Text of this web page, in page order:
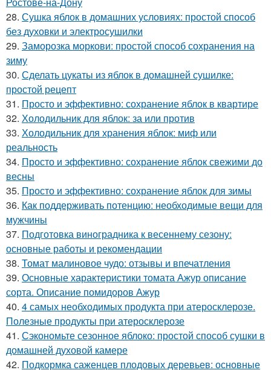
28. Сушка яблок в домашних условиях: простой способ
без духовки и электросушилки
29. Заморозка моркови: простой способ сохранения на
зиму
30. Сделать цукаты из яблок в домашней сушилке:
простой рецепт
31. Просто и эффективно: сохранение яблок в квартире
32. Холодильник для яблок: за или против
33. Холодильник для хранения яблок: миф или
реальность
34. Просто и эффективно: сохранение яблок свежими до
весны
35. Просто и эффективно: сохранение яблок для зимы
36. Как поддерживать потенцию: необходимые вещи для
мужчины
37. Подготовка виноградника к весеннему сезону:
основные работы и рекомендации
38. Томат малиновое чудо: отзывы и впечатления
39. Основные характеристики томата Ажур описание
сорта. Описание помидоров Ажур
40. 4 самых необходимых продукта при атеросклерозе.
Полезные продукты при атеросклерозе
41. Сэкономьте сезонное яблоко: простой способ сушки в
домашней духовой камере
42. Подкормка саженцев плодовых деревьев: основные